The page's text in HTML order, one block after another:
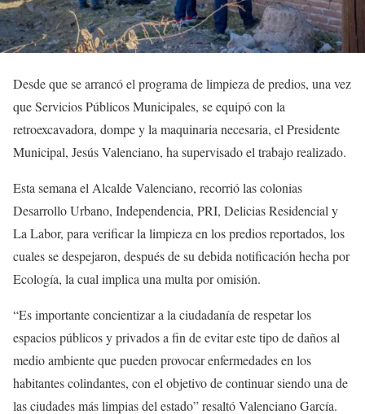
Desde que se arrancó el programa de limpieza de predios, una vez
que Servicios Públicos Municipales, se equipó con la
retroexcavadora, dompe y la maquinaria necesaria, el Presidente
Municipal, Jesús Valenciano, ha supervisado el trabajo realizado.
Esta semana el Alcalde Valenciano, recorrió las colonias
Desarrollo Urbano, Independencia, PRI, Delicias Residencial y
La Labor, para verificar la limpieza en los predios reportados, los
cuales se despejaron, después de su debida notificación hecha por
Ecología, la cual implica una multa por omisión.
“Es importante concientizar a la ciudadanía de respetar los
espacios públicos y privados a fin de evitar este tipo de daños al
medio ambiente que pueden provocar enfermedades en los
habitantes colindantes, con el objetivo de continuar siendo una de
las ciudades más limpias del estado” resaltó Valenciano García.